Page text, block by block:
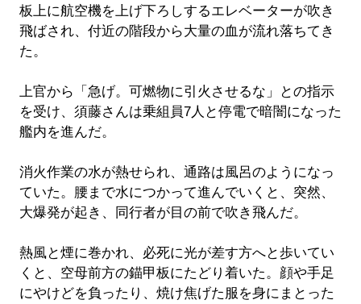
板上に航空機を上げ下ろしするエレベーターが吹き
飛ばされ、付近の階段から大量の血が流れ落ちてき
た。
上官から「急げ。可燃物に引火させるな」との指示
を受け、須藤さんは乗組員7人と停電で暗闇になった
艦内を進んだ。
消火作業の水が熱せられ、通路は風呂のようになっ
ていた。腰まで水につかって進んでいくと、突然、
大爆発が起き、同行者が目の前で吹き飛んだ。
熱風と煙に巻かれ、必死に光が差す方へと歩いてい
くと、空母前方の錨甲板にたどり着いた。顔や手足
にやけどを負ったり、焼け焦げた服を身にまとった